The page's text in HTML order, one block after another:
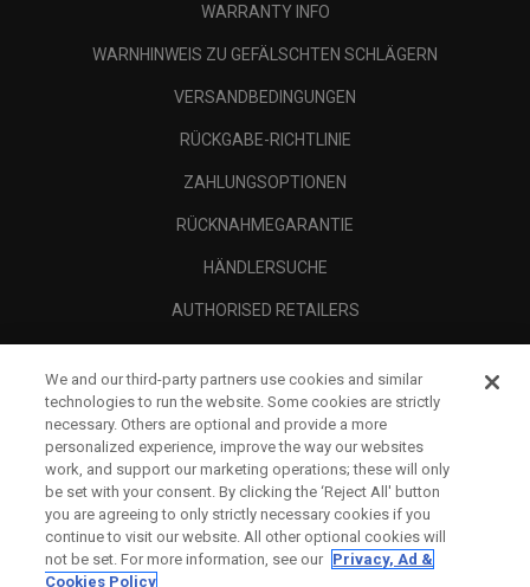
WARRANTY INFO
WARNHINWEIS ZU GEFÄLSCHTEN SCHLÄGERN
VERSANDBEDINGUNGEN
RÜCKGABE-RICHTLINIE
ZAHLUNGSOPTIONEN
RÜCKNAHMEGARANTIE
HÄNDLERSUCHE
AUTHORISED RETAILERS
UNTERNEHMENSPROFIL
RECHTLICHES-
We and our third-party partners use cookies and similar
technologies to run the website. Some cookies are strictly
necessary. Others are optional and provide a more
personalized experience, improve the way our websites
work, and support our marketing operations; these will only
be set with your consent. By clicking the ‘Reject All' button
you are agreeing to only strictly necessary cookies if you
continue to visit our website. All other optional cookies will
not be set. For more information, see our Privacy, Ad &
Cookies Policy